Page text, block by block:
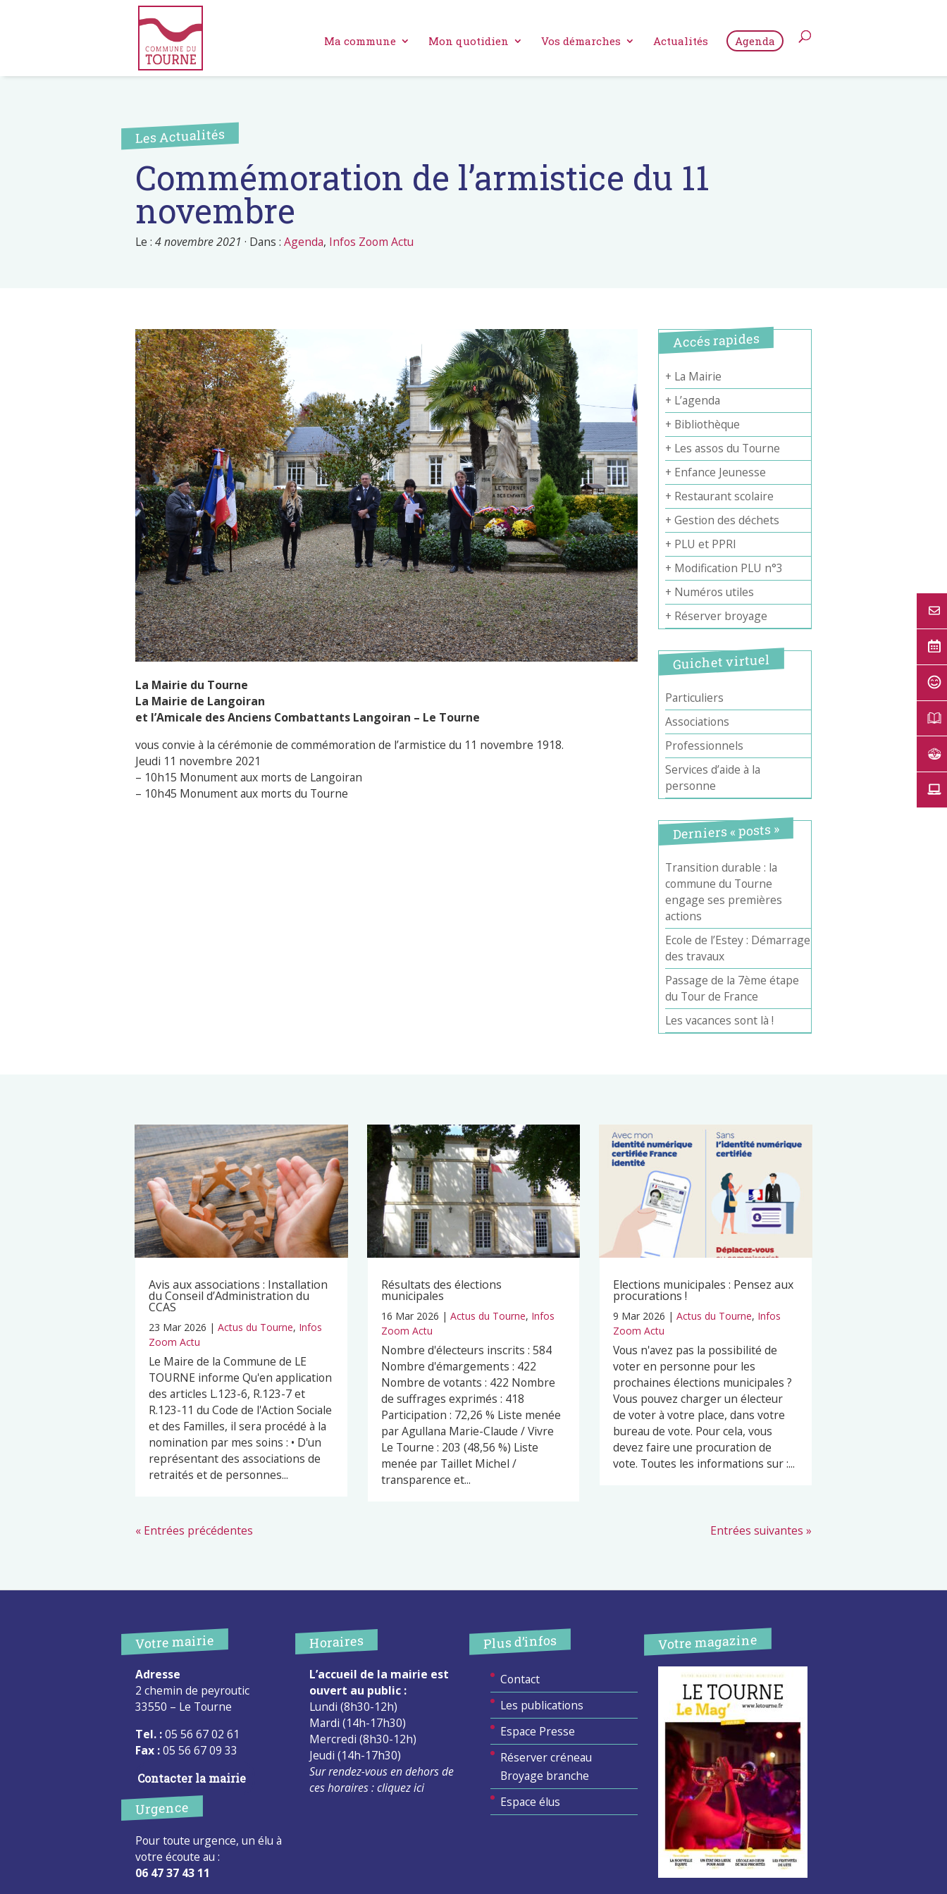
Ma commune Mon quotidien Vos démarches Actualités Agenda
Les Actualités
Commémoration de l’armistice du 11
novembre
Le : 4 novembre 2021 · Dans : Agenda, Infos Zoom Actu
La Mairie du Tourne
La Mairie de Langoiran
et l’Amicale des Anciens Combattants Langoiran – Le Tourne
vous convie à la cérémonie de commémoration de l’armistice du 11 novembre 1918.
Jeudi 11 novembre 2021
– 10h15 Monument aux morts de Langoiran
– 10h45 Monument aux morts du Tourne
Accés rapides
+ La Mairie
+ L’agenda
+ Bibliothèque
+ Les assos du Tourne
+ Enfance Jeunesse
+ Restaurant scolaire
+ Gestion des déchets
+ PLU et PPRI
+ Modification PLU n°3
+ Numéros utiles
+ Réserver broyage
Guichet virtuel
Particuliers
Associations
Professionnels
Services d’aide à la
personne
Derniers « posts »
Transition durable : la
commune du Tourne
engage ses premières
actions
Ecole de l’Estey : Démarrage
des travaux
Passage de la 7ème étape
du Tour de France
Les vacances sont là !
Avis aux associations : Installation
du Conseil d’Administration du
CCAS
23 Mar 2026 | Actus du Tourne, Infos
Zoom Actu
Le Maire de la Commune de LE
TOURNE informe Qu'en application
des articles L.123-6, R.123-7 et
R.123-11 du Code de l'Action Sociale
et des Familles, il sera procédé à la
nomination par mes soins : • D'un
représentant des associations de
retraités et de personnes...
Résultats des élections
municipales
16 Mar 2026 | Actus du Tourne, Infos
Zoom Actu
Nombre d'électeurs inscrits : 584
Nombre d'émargements : 422
Nombre de votants : 422 Nombre
de suffrages exprimés : 418
Participation : 72,26 % Liste menée
par Agullana Marie-Claude / Vivre
Le Tourne : 203 (48,56 %) Liste
menée par Taillet Michel /
transparence et...
Elections municipales : Pensez aux
procurations !
9 Mar 2026 |Actus du Tourne, Infos
Zoom Actu
Vous n'avez pas la possibilité de
voter en personne pour les
prochaines élections municipales ?
Vous pouvez charger un électeur
de voter à votre place, dans votre
bureau de vote. Pour cela, vous
devez faire une procuration de
vote. Toutes les informations sur :...
« Entrées précédentes Entrées suivantes »
Votre mairie
Adresse
2 chemin de peyroutic
33550 – Le Tourne
Tel. :05 56 67 02 61
Fax :05 56 67 09 33
Contacter la mairie
Urgence
Pour toute urgence, un élu à
votre écoute au :
06 47 37 43 11
Horaires
L’accueil de la mairie est
ouvert au public :
Lundi (8h30-12h)
Mardi (14h-17h30)
Mercredi (8h30-12h)
Jeudi (14h-17h30)
Sur rendez-vous en dehors de
ces horaires :cliquez ici
Plus d’infos
Contact
Les publications
Espace Presse
Réserver créneau
Broyage branche
Espace élus
Votre magazine